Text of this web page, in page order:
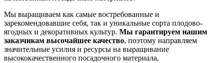
Мы выращиваем как самые востребованные и
зарекомендовавшие себя, так и уникальные сорта плодово-
ягодных и декоративных культур. Мы гарантируем нашим
заказчикам высочайшее качество, поэтому направляем
значительные усилия и ресурсы на выращивание
высококачественного посадочного материала,